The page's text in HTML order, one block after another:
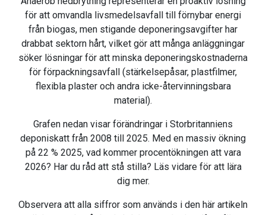
för att omvandla livsmedelsavfall till förnybar energi
från biogas, men stigande deponeringsavgifter har
drabbat sektorn hårt, vilket gör att många anläggningar
söker lösningar för att minska deponeringskostnaderna
för förpackningsavfall (stärkelsepåsar, plastfilmer,
flexibla plaster och andra icke-återvinningsbara
material).
Grafen nedan visar förändringar i Storbritanniens
deponiskatt från 2008 till 2025. Med en massiv ökning
på 22 % 2025, vad kommer procentökningen att vara
2026? Har du råd att stå stilla? Läs vidare för att lära
dig mer.
Observera att alla siffror som används i den här artikeln